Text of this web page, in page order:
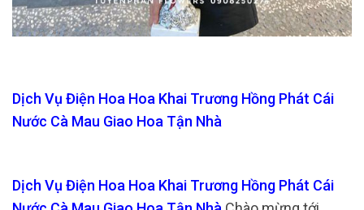
Dịch Vụ Điện Hoa Hoa Khai Trương Hồng Phát Cái
Nước Cà Mau Giao Hoa Tận Nhà
Dịch Vụ Điện Hoa Hoa Khai Trương Hồng Phát Cái